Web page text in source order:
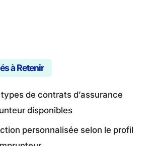
à Retenir
de contrats d’assurance
disponibles
personnalisée selon le profil